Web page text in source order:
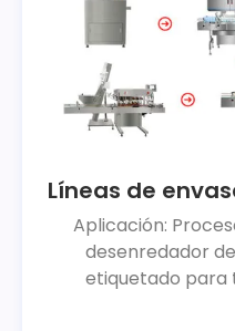
Líneas de
Aplicación:
desenredador
etiquetado para